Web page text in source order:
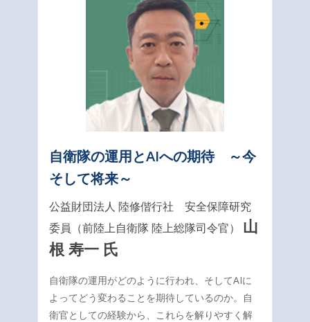
自衛隊の運用とAIへの期待 ～今
そして将来～
公益財団法人 陸修偕行社 安全保障研究
委員（前陸上自衛隊 陸上総隊司令官） 山
根 寿一 氏
自衛隊の運用がどのように行われ、そしてAIに
よってどう変わることを期待しているのか。自
衛官としての経験から、これらを解りやすく解